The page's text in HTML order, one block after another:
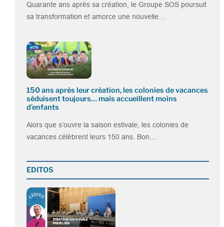
Quarante ans après sa création, le Groupe SOS poursuit
sa transformation et amorce une nouvelle…
150 ans après leur création, les colonies de vacances
séduisent toujours… mais accueillent moins
d’enfants
Alors que s’ouvre la saison estivale, les colonies de
vacances célèbrent leurs 150 ans. Bon…
EDITOS